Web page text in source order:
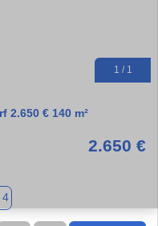
1 / 1
2.650 € 140 m²
2.650 €
4